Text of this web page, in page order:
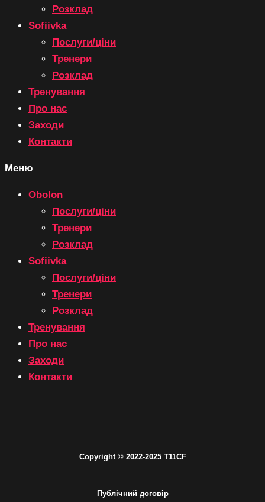
Розклад
Sofiivka
Послуги/ціни
Тренери
Розклад
Тренування
Про нас
Заходи
Контакти
Меню
Obolon
Послуги/ціни
Тренери
Розклад
Sofiivka
Послуги/ціни
Тренери
Розклад
Тренування
Про нас
Заходи
Контакти
Copyright © 2022-2025 T11CF
Публічний договір